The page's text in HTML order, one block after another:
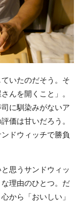
いたのだそう。そ
んを開くこと」。
に馴染みがないア
価は甘いだろう。
ドウィッチで勝負
思うサンドウィッ
理由のひとつ。だ
から「おいしい」